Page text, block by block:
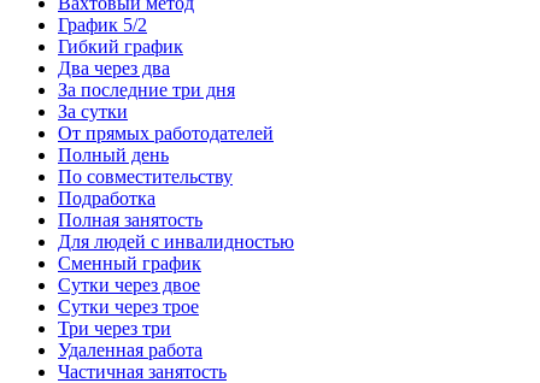
График 5/2
Гибкий график
Два через два
За последние три дня
За сутки
От прямых работодателей
Полный день
По совместительству
Подработка
Полная занятость
Для людей с инвалидностью
Сменный график
Сутки через двое
Сутки через трое
Три через три
Удаленная работа
Частичная занятость